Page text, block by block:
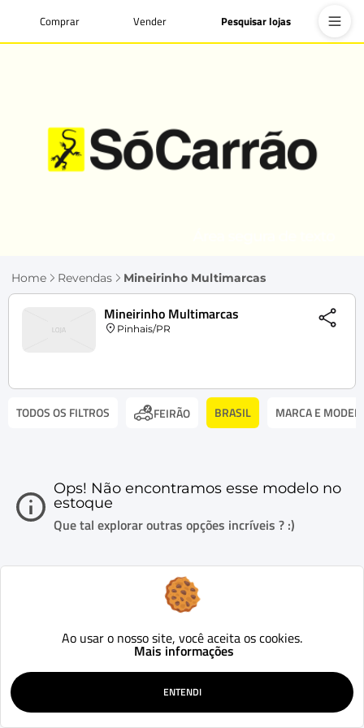
Comprar Vender Pesquisar lojas
Home Revendas Mineirinho Multimarcas
Mineirinho Multimarcas
Pinhais/PR
TODOS OS FILTROS FEIRÃO BRASIL MARCA E
Ops! Não encontramos esse modelo no
estoque
Que tal explorar outras opções incríveis ? :)
Ao usar o nosso site, você aceita os cookies.
Mais informações
ENTENDI